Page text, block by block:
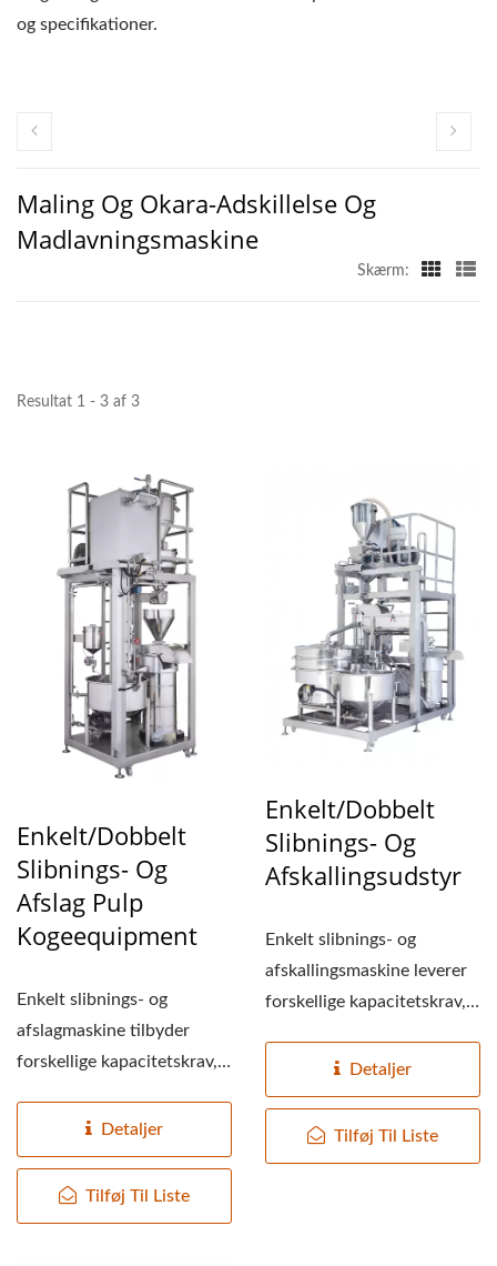
og specifikationer.
Maling Og Okara-Adskillelse Og
Madlavningsmaskine
Skærm:
Resultat 1 - 3 af 3
Enkelt/Dobbelt
Slibnings- Og
Afslag Pulp
Kogeequipment
Enkelt slibnings- og
afslagmaskine tilbyder
forskellige kapacitetskrav,
Detaljer
Tilføj Til Liste
Enkelt/Dobbelt
Slibnings- Og
Afskallingsudstyr
Enkelt slibnings- og
afskallingsmaskine leverer
forskellige kapacitetskrav,
Detaljer
Tilføj Til Liste